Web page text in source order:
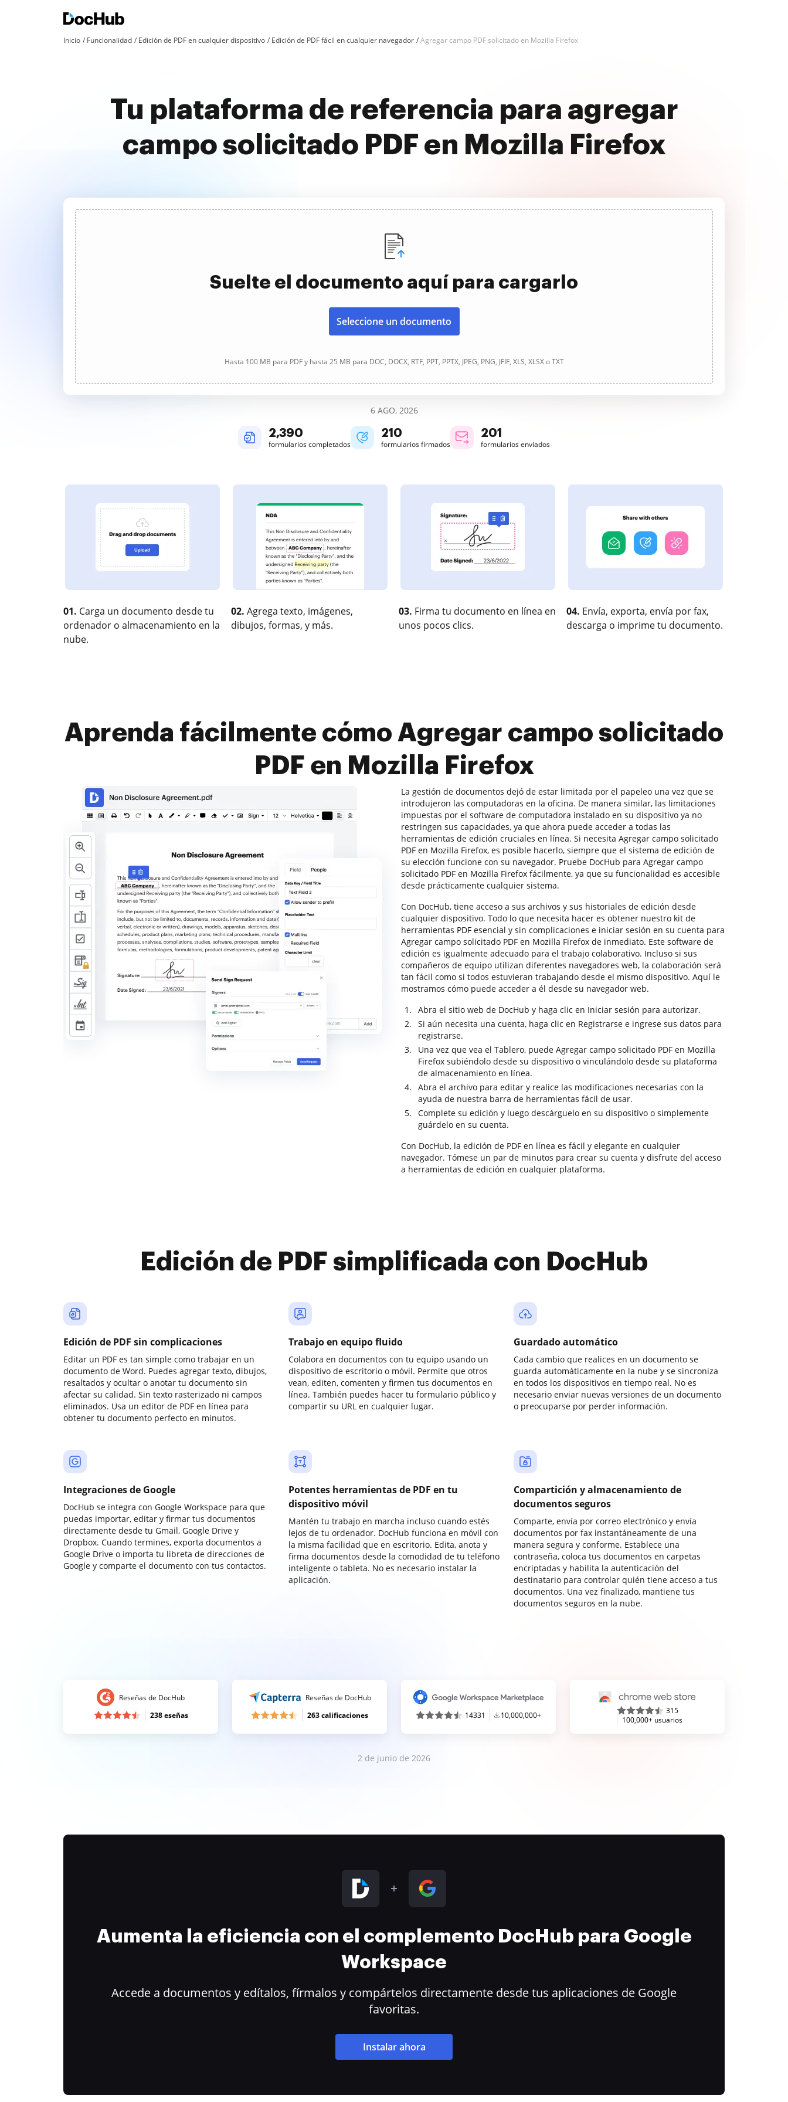
Inicio Funcionalidad Edición de PDF en cualquier dispositivo Edición de PDF fácil en cualquier navegador Agregar campo PDF solicitado en Mozilla Firefox
Tu plataforma de referencia para agregar
campo solicitado PDF en Mozilla Firefox
Suelte el documento aquí para cargarlo
Seleccione un documento
Hasta 100 MB para PDF y hasta 25 MB para DOC, DOCX, RTF, PPT, PPTX, JPEG, PNG, JFIF, XLS, XLSX o TXT
6 AGO, 2026
2,390
formularios completados
210
formularios firmados
201
formularios enviados
01. Carga un documento desde tu
ordenador o almacenamiento en la
nube.
02. Agrega texto, imágenes,
dibujos, formas, y más.
03. Firma tu documento en línea en
unos pocos clics.
04. Envía, exporta, envía por fax,
descarga o imprime tu documento.
Aprenda fácilmente cómo Agregar campo solicitado
PDF en Mozilla Firefox
La gestión de documentos dejó de estar limitada por el papeleo una vez que se
introdujeron las computadoras en la oficina. De manera similar, las limitaciones
impuestas por el software de computadora instalado en su dispositivo ya no
restringen sus capacidades, ya que ahora puede acceder a todas las
herramientas de edición cruciales en línea. Si necesita Agregar campo solicitado
PDF en Mozilla Firefox, es posible hacerlo, siempre que el sistema de edición de
su elección funcione con su navegador. Pruebe DocHub para Agregar campo
solicitado PDF en Mozilla Firefox fácilmente, ya que su funcionalidad es accesible
desde prácticamente cualquier sistema.
Con DocHub, tiene acceso a sus archivos y sus historiales de edición desde
cualquier dispositivo. Todo lo que necesita hacer es obtener nuestro kit de
herramientas PDF esencial y sin complicaciones e iniciar sesión en su cuenta para
Agregar campo solicitado PDF en Mozilla Firefox de inmediato. Este software de
edición es igualmente adecuado para el trabajo colaborativo. Incluso si sus
compañeros de equipo utilizan diferentes navegadores web, la colaboración será
tan fácil como si todos estuvieran trabajando desde el mismo dispositivo. Aquí le
mostramos cómo puede acceder a él desde su navegador web.
Abra el sitio web de DocHub y haga clic en Iniciar sesión para autorizar.
Si aún necesita una cuenta, haga clic en Registrarse e ingrese sus datos para
registrarse.
Una vez que vea el Tablero, puede Agregar campo solicitado PDF en Mozilla
Firefox subiéndolo desde su dispositivo o vinculándolo desde su plataforma
de almacenamiento en línea.
Abra el archivo para editar y realice las modificaciones necesarias con la
ayuda de nuestra barra de herramientas fácil de usar.
Complete su edición y luego descárguelo en su dispositivo o simplemente
guárdelo en su cuenta.
Con DocHub, la edición de PDF en línea es fácil y elegante en cualquier
navegador. Tómese un par de minutos para crear su cuenta y disfrute del acceso
a herramientas de edición en cualquier plataforma.
Edición de PDF simplificada con DocHub
Edición de PDF sin complicaciones
Editar un PDF es tan simple como trabajar en un
documento de Word. Puedes agregar texto, dibujos,
resaltados y ocultar o anotar tu documento sin
afectar su calidad. Sin texto rasterizado ni campos
eliminados. Usa un editor de PDF en línea para
obtener tu documento perfecto en minutos.
Trabajo en equipo fluido
Colabora en documentos con tu equipo usando un
dispositivo de escritorio o móvil. Permite que otros
vean, editen, comenten y firmen tus documentos en
línea. También puedes hacer tu formulario público y
compartir su URL en cualquier lugar.
Guardado automático
Cada cambio que realices en un documento se
guarda automáticamente en la nube y se sincroniza
en todos los dispositivos en tiempo real. No es
necesario enviar nuevas versiones de un documento
o preocuparse por perder información.
Integraciones de Google
DocHub se integra con Google Workspace para que
puedas importar, editar y firmar tus documentos
directamente desde tu Gmail, Google Drive y
Dropbox. Cuando termines, exporta documentos a
Google Drive o importa tu libreta de direcciones de
Google y comparte el documento con tus contactos.
Potentes herramientas de PDF en tu
dispositivo móvil
Mantén tu trabajo en marcha incluso cuando estés
lejos de tu ordenador. DocHub funciona en móvil con
la misma facilidad que en escritorio. Edita, anota y
firma documentos desde la comodidad de tu teléfono
inteligente o tableta. No es necesario instalar la
aplicación.
Compartición y almacenamiento de
documentos seguros
Comparte, envía por correo electrónico y envía
documentos por fax instantáneamente de una
manera segura y conforme. Establece una
contraseña, coloca tus documentos en carpetas
encriptadas y habilita la autenticación del
destinatario para controlar quién tiene acceso a tus
documentos. Una vez finalizado, mantiene tus
documentos seguros en la nube.
Reseñas de DocHub
238 eseñas
Reseñas de DocHub
263 calificaciones
14331 10,000,000+
315
100,000+ usuarios
2 de junio de 2026
Aumenta la eficiencia con el complemento DocHub para Google
Workspace
Accede a documentos y edítalos, fírmalos y compártelos directamente desde tus aplicaciones de Google
favoritas.
Instalar ahora